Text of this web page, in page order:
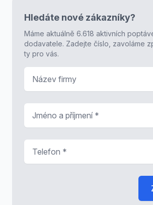
Hledáte nové zákazníky?
Máme aktuálně 6.618 aktivních
dodavatele. Zadejte číslo, zavoláme
ty pro vás.